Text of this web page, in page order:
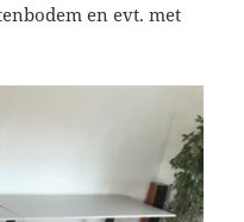
en evt. met